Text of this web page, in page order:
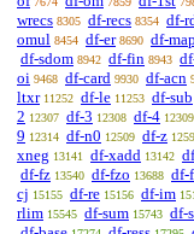
wrecs 8305 df-recs 8354 df-
omul 8454 df-er 8690 df-map
df-sdom 8942 df-fin 8943
oi 9468 df-card 9930 df-acn
ltxr 11252 df-le 11253 df-sub
2 12307 df-3 12308 df-4 12309
9 12314 df-n0 12509 df-z
xneg 13141 df-xadd 13142
df-fz 13540 df-fzo 13688 df-
cj 15155 df-re 15156 df-im
rlim 15545 df-sum 15743 df-